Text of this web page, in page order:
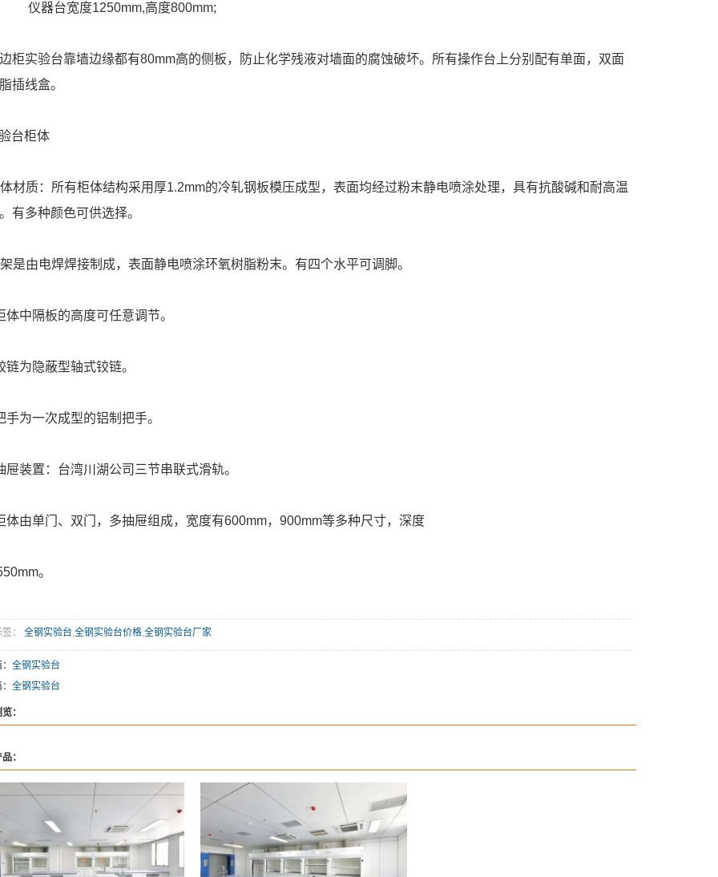
台宽度1250mm,高度800mm;
柜实验台靠墙边缘都有80mm高的侧板，防止化学残液对墙面的腐蚀破坏。所有操作台上分别配有单面，双面
插线盒。
台柜体
材质：所有柜体结构采用厚1.2mm的冷轧钢板模压成型，表面均经过粉末静电喷涂处理，具有抗酸碱和耐高温
有多种颜色可供选择。
是由电焊焊接制成，表面静电喷涂环氧树脂粉末。有四个水平可调脚。
体中隔板的高度可任意调节。
链为隐蔽型轴式铰链。
手为一次成型的铝制把手。
屉装置：台湾川湖公司三节串联式滑轨。
体由单门、双门，多抽屉组成，宽度有600mm，900mm等多种尺寸，深度
。
： 全钢实验台,全钢实验台价格,全钢实验台厂家
全钢实验台
全钢实验台
：
：